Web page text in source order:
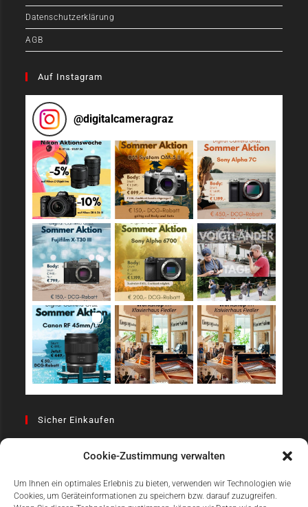
Cookie-Zustimmung verwalten
Um Ihnen ein optimales Erlebnis zu bieten, verwenden wir Technologien wie
Cookies, um Geräteinformationen zu speichern bzw. darauf zuzugreifen.
Datenschutzerklärung
AGB
Auf Instagram
@digitalcameragraz
Sicher Einkaufen